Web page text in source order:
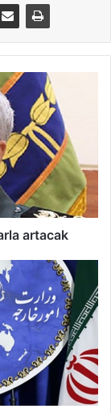
artacak